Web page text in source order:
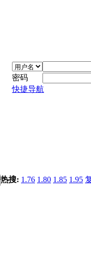
密码
快捷导航
热搜: 1.76 1.80 1.85 1.95